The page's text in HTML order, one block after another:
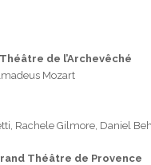
de l’Archevêché
Mozart
Rachele Gilmore, Daniel
Théâtre de Provence